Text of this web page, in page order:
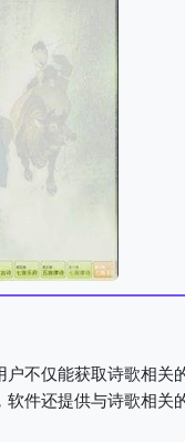
不仅能获取诗歌相关
件还提供与诗歌相关